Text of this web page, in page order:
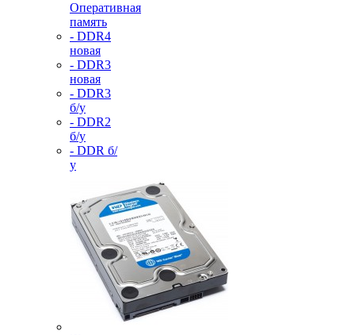
Оперативная
память
- DDR4
новая
- DDR3
новая
- DDR3
б/у
- DDR2
б/у
- DDR б/
у